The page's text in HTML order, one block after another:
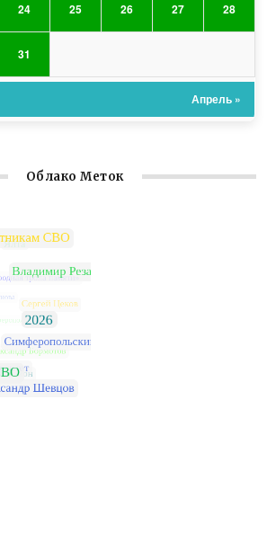
24 25 26 27 28
31
Апрель »
Облако Меток